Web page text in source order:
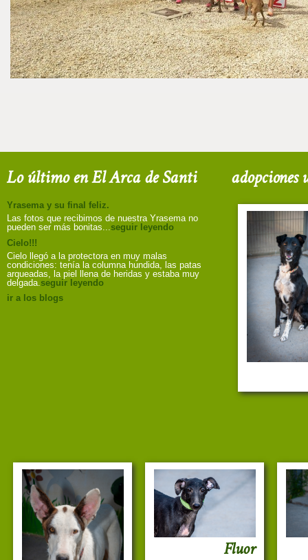
Lo último en El Arca de Santi
Yrasema y su final feliz.
Las fotos que recibimos de nuestra Yrasema no
pueden ser más bonitas...seguir leyendo
Cielo!!!
Cielo llegó a la protectora en muy malas
condiciones: tenía la columna hundida, las patas
arqueadas, la piel llena de heridas y estaba muy
delgada.seguir leyendo
ir a los blogs
adopciones
Fluor